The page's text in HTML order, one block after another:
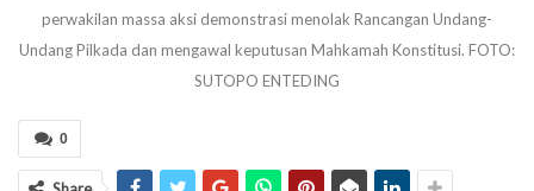
perwakilan massa aksi demonstrasi menolak Rancangan Undang-
Undang Pilkada dan mengawal keputusan Mahkamah Konstitusi. FOTO:
SUTOPO ENTEDING
0